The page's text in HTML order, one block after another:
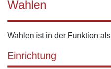
Wahlen
Wahlen ist in der Funktion als
Einrichtung